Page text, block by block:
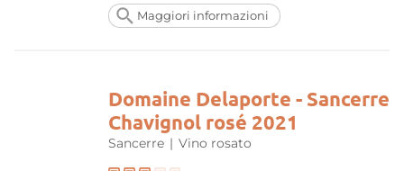
Maggiori informazioni
Domaine Delaporte - Sancerre
Chavignol rosé 2021
Sancerre | Vino rosato